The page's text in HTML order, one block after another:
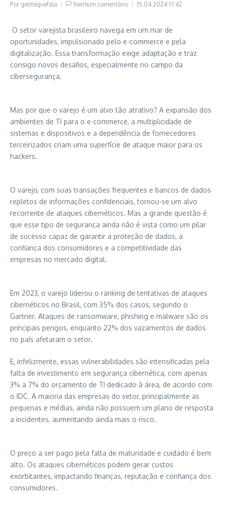
Por gentequefala Nenhum comentário 15.04.2024 17:42
O setor varejista brasileiro navega em um mar de
oportunidades, impulsionado pelo e-commerce e pela
digitalização. Essa transformação exige adaptação e traz
consigo novos desafios, especialmente no campo da
cibersegurança.
Mas por que o varejo é um alvo tão atrativo? A expansão dos
ambientes de TI para o e-commerce, a multiplicidade de
sistemas e dispositivos e a dependência de fornecedores
terceirizados criam uma superfície de ataque maior para os
hackers.
O varejo, com suas transações frequentes e bancos de dados
repletos de informações confidenciais, tornou-se um alvo
recorrente de ataques cibernéticos. Mas a grande questão é
que esse tipo de segurança ainda não é vista como um pilar
de sucesso capaz de garantir a proteção de dados, a
confiança dos consumidores e a competitividade das
empresas no mercado digital.
Em 2023, o varejo liderou o ranking de tentativas de ataques
cibernéticos no Brasil, com 35% dos casos, segundo o
Gartner. Ataques de ransomware, phishing e malware são os
principais perigos, enquanto 22% dos vazamentos de dados
no país afetaram o setor.
E, infelizmente, essas vulnerabilidades são intensificadas pela
falta de investimento em segurança cibernética, com apenas
3% a 7% do orçamento de TI dedicado à área, de acordo com
o IDC. A maioria das empresas do setor, principalmente as
pequenas e médias, ainda não possuem um plano de resposta
a incidentes, aumentando ainda mais o risco.
O preço a ser pago pela falta de maturidade e cuidado é bem
alto. Os ataques cibernéticos podem gerar custos
exorbitantes, impactando finanças, reputação e confiança dos
consumidores.